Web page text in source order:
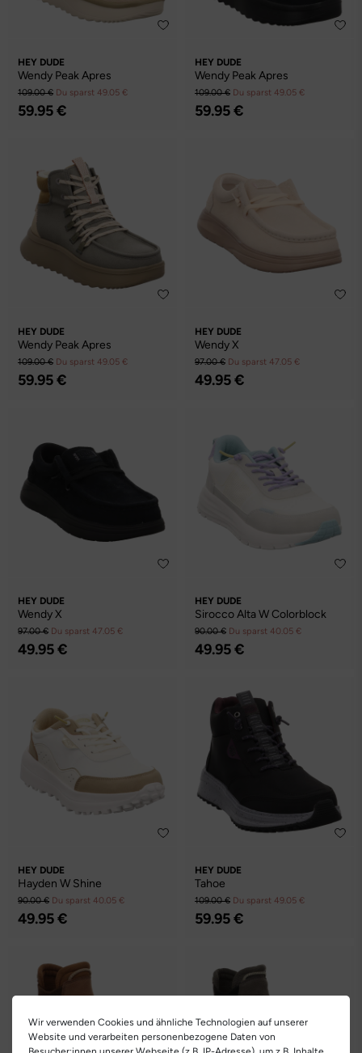
HEY DUDE
Wendy Peak Apres
109.00 € Du sparst 49.05 €
59.95 €
HEY DUDE
Wendy Peak Apres
109.00 € Du sparst 49.05 €
59.95 €
HEY DUDE
Wendy Peak Apres
109.00 € Du sparst 49.05 €
59.95 €
HEY DUDE
Wendy X
97.00 € Du sparst 47.05 €
49.95 €
HEY DUDE
Wendy X
97.00 € Du sparst 47.05 €
49.95 €
HEY DUDE
Sirocco Alta W Colorblock
90.00 € Du sparst 40.05 €
49.95 €
HEY DUDE
Hayden W Shine
90.00 € Du sparst 40.05 €
49.95 €
HEY DUDE
Tahoe
109.00 € Du sparst 49.05 €
59.95 €
Wir verwenden Cookies und ähnliche Technologien auf unserer
Website und verarbeiten personenbezogene Daten von